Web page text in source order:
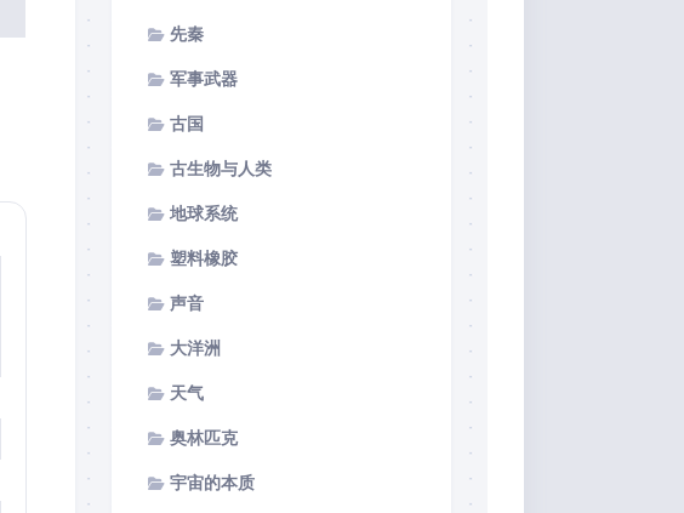
先秦
军事武器
古国
古生物与人类
地球系统
塑料橡胶
声音
大洋洲
天气
奥林匹克
宇宙的本质